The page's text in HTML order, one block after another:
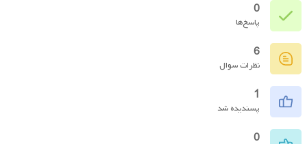
0
پاسخ‌ها
6
نظرات سوال
1
پسندیده شد
0